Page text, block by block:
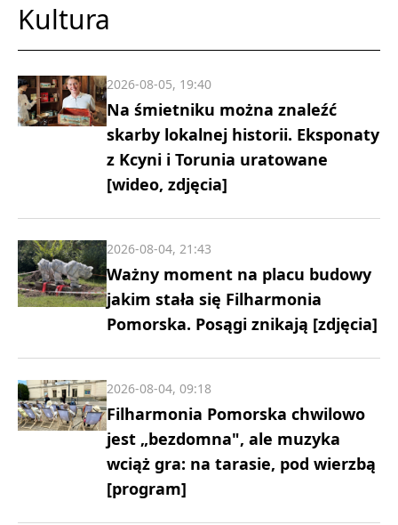
Kultura
Na śmietniku można znaleźć
skarby lokalnej historii. Eksponaty
z Kcyni i Torunia uratowane
[wideo, zdjęcia]
2026-08-05, 19:40
Ważny moment na placu budowy
jakim stała się Filharmonia
Pomorska. Posągi znikają [zdjęcia]
2026-08-04, 21:43
Filharmonia Pomorska chwilowo
jest „bezdomna", ale muzyka
wciąż gra: na tarasie, pod wierzbą
[program]
2026-08-04, 09:18